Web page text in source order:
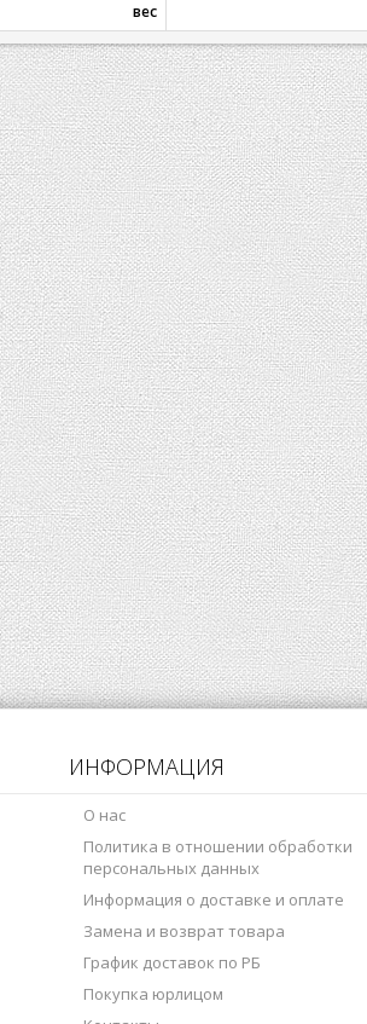
вес
ИНФОРМАЦИЯ
О нас
Политика в отношении обработки
персональных данных
Информация о доставке и оплате
Замена и возврат товара
График доставок по РБ
Покупка юрлицом